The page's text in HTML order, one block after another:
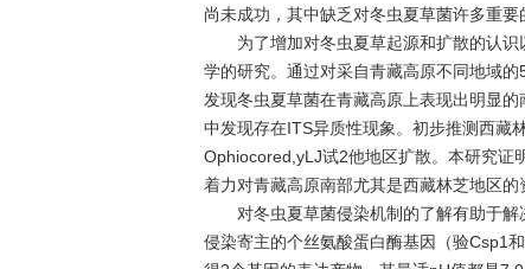
尚未成功，其中缺乏对冬虫夏草菌许多重
为了增加对冬虫夏草起源和扩散的认
学的研究。通过对采自青藏高原不同地域
发现冬虫夏草菌在青藏高原上表现出明显
中发现存在ITS异质性现象。初步推测西藏
Ophiocored,yLJ试2他地区扩散。本研究证
着力对青藏高原南部尤其是西藏林芝地区的
对冬虫夏草菌侵染机制的了解有助于
侵染寄主的个丝氨酸蛋白酶基因（验Csp1